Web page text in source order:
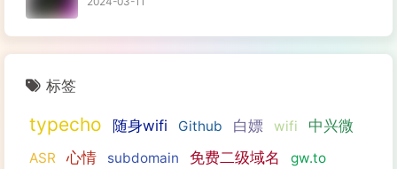
标签
typecho 随身wifi Github 白嫖 wifi 中兴微
ASR 心情 subdomain 免费二级域名 gw.to